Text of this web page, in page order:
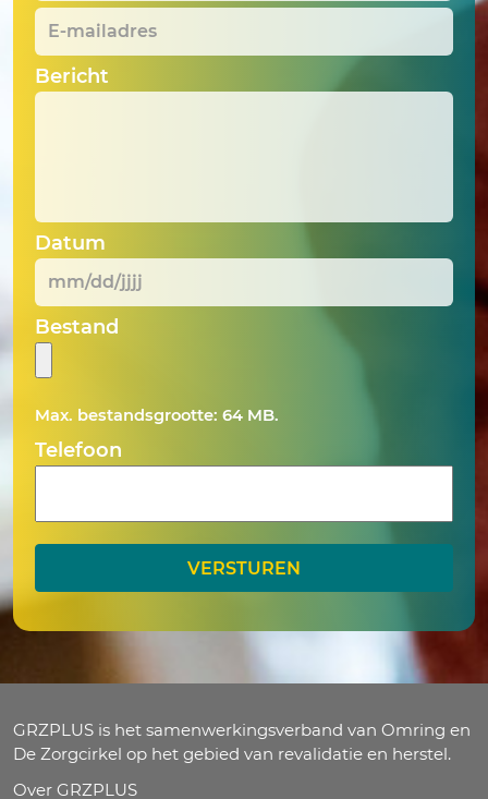
E-
mailadres *
Bericht
Datum
MM
slash
DD
slash
JJJJ
Bestand
Max. bestandsgrootte: 64 MB.
Telefoon
GRZPLUS is het samenwerkingsverband van Omring en
De Zorgcirkel op het gebied van revalidatie en herstel.
Over GRZPLUS